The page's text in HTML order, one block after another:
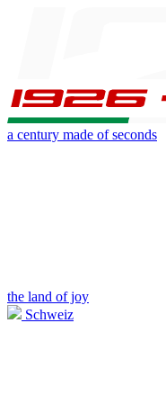
a century made of seconds
the land of joy
Schweiz